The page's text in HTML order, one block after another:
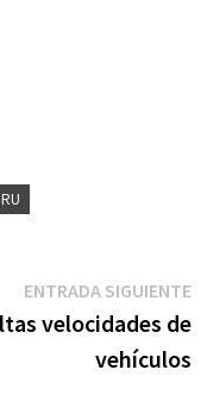
ENTRADA SIGUIENTE
velocidades de
vehículos